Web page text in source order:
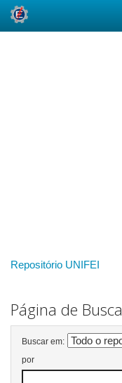
Repositório UNIFEI
Página de Busca
Buscar em:
por